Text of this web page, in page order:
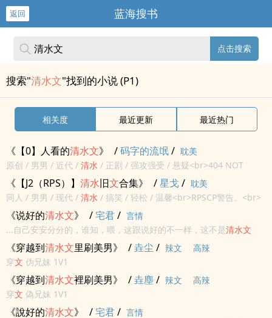
返回 蓝海搜书
点击搜索
搜索"清水文"找到的小说 (P1)
相关度 最近更新 最近热门
《【0】人看的清水文》 /码字的流氓/ 耽美
原创 / 男男 / 近代 / 清水 / 正剧 / 强攻强受 / 悬疑<br>404 NOT
FOUND<br>
《【J2（RPS）】 清水旧文合集》 /星戈 / 耽美
同人 / 男男 / 现代 / 清水 / 搞笑 / 轻松 / 温馨<br>RPSCP警告。<br>
旧文搬运，基本是各种各样的甜 文。<br>
《说好的清水文》 /宅君/ 言情
...自己安安分分的，谁知，喂，这跟说好的不一样，这不是清水文
吗？怎么在她这里变成了rou文 ？！
《穿越到清水文里刷美男》 /垚尘 / 辣文
高辣
穿文 伪兄妹 1V1
《穿越到清水文裡刷美男》 /垚塵/ 辣文
高辣
穿文 偽兄妹 1V1
《說好的清水文》 /宅君/ 言情